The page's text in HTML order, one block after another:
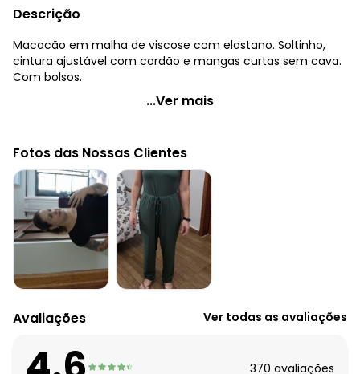
Descrição
Macacão em malha de viscose com elastano. Soltinho,
cintura ajustável com cordão e mangas curtas sem cava.
Com bolsos.
Quintess - Macacão Preto com Cintura Ajustável
Modelagem: Solto
Comprimento da manga: Curta
Comprimento: Longo
Decote frente: Canoa
Decote costas: Com gota
Complemento: Bolsos; detalhe para amarrar
Tecido: Malha
Composição: 96% viscose 4% elastano
Histórico de preços
O preço apresentado abaixo é o menor oferecido em
algum dia do mês, para o menor tamanho disponível.
agosto/2026
julho/2026 R$ 70,99
...Ver mais
Fotos das Nossas Clientes
Avaliações Ver todas as avaliações
370 avaliações